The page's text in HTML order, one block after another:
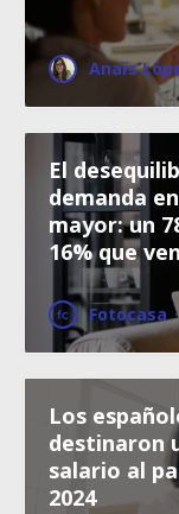
Anaïs
El
demanda
mayor: un
16% que
Fotocasa ·
Los
destinaron
salario al
2024